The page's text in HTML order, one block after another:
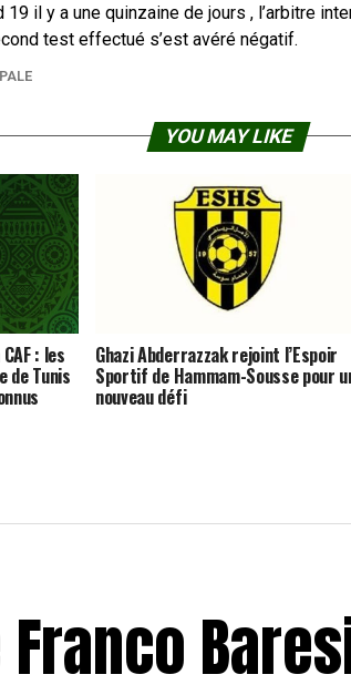
il y a une quinzaine de jours , l’arbitre
test effectué s’est avéré négatif.
YOU MAY LIKE
: les
de Tunis
Ghazi Abderrazzak rejoint l’Espoir
Sportif de Hammam-Sousse pour
nouveau défi